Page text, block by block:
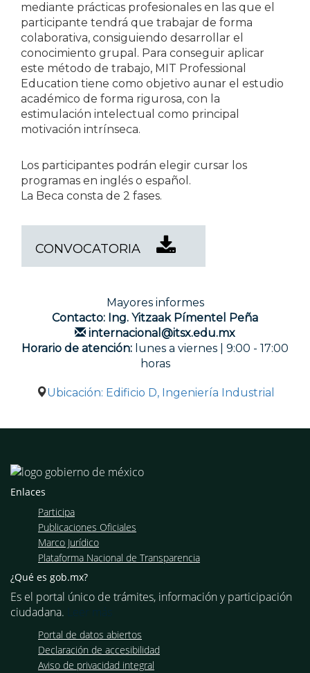
mediante prácticas profesionales en las que el
participante tendrá que trabajar de forma
colaborativa, consiguiendo desarrollar el
conocimiento grupal. Para conseguir aplicar
este método de trabajo, MIT Professional
Education tiene como objetivo aunar el estudio
académico de forma rigurosa, con la
estimulación intelectual como principal
motivación intrínseca.
Los participantes podrán elegir cursar los
programas en inglés o español.
La Beca consta de 2 fases.
CONVOCATORIA
Mayores informes
Contacto: Ing. Yitzaak Pímentel Peña
internacional@itsx.edu.mx
Horario de atención: lunes a viernes | 9:00 - 17:00
horas
Ubicación: Edificio D, Ingeniería Industrial
Enlaces
Participa
Publicaciones Oficiales
Marco Jurídico
Plataforma Nacional de Transparencia
¿Qué es gob.mx?
Es el portal único de trámites, información y participación
ciudadana. Leer más
Portal de datos abiertos
Declaración de accesibilidad
Aviso de privacidad integral